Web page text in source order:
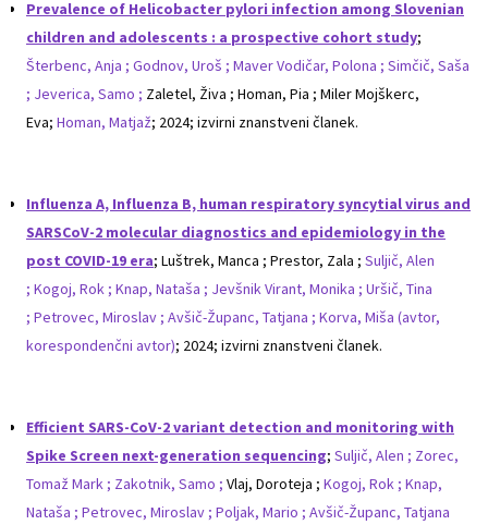
Prevalence of Helicobacter pylori infection among Slovenian
children and adolescents : a prospective cohort study;
Šterbenc, Anja ; Godnov, Uroš ; Maver Vodičar, Polona ; Simčič, Saša
; Jeverica, Samo ; Zaletel, Živa ; Homan, Pia ; Miler Mojškerc,
Eva; Homan, Matjaž; 2024; izvirni znanstveni članek.
Influenza A, Influenza B, human respiratory syncytial virus and
SARSCoV-2 molecular diagnostics and epidemiology in the
post COVID-19 era; Luštrek, Manca ; Prestor, Zala ; Suljič, Alen
; Kogoj, Rok ; Knap, Nataša ; Jevšnik Virant, Monika ; Uršič, Tina
; Petrovec, Miroslav ; Avšič-Županc, Tatjana ; Korva, Miša (avtor,
korespondenčni avtor); 2024; izvirni znanstveni članek.
Efficient SARS-CoV-2 variant detection and monitoring with
Spike Screen next-generation sequencing; Suljič, Alen ; Zorec,
Tomaž Mark ; Zakotnik, Samo ; Vlaj, Doroteja ; Kogoj, Rok ; Knap,
Nataša ; Petrovec, Miroslav ; Poljak, Mario ; Avšič-Županc, Tatjana